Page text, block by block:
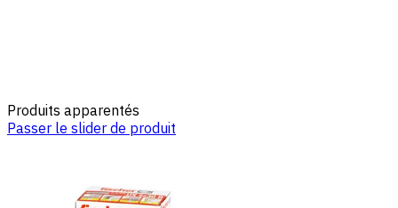
Produits apparentés
Passer le slider de produit